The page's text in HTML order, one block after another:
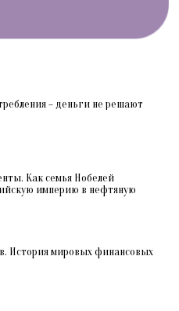
– деньги не решают
Как семья Нобелей
империю в нефтяную
История мировых финансовых